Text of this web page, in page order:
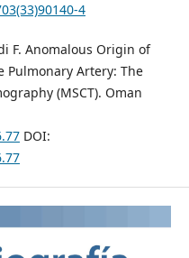
4
F. Anomalous Origin of
Pulmonary Artery: The
(MSCT). Oman
DOI: